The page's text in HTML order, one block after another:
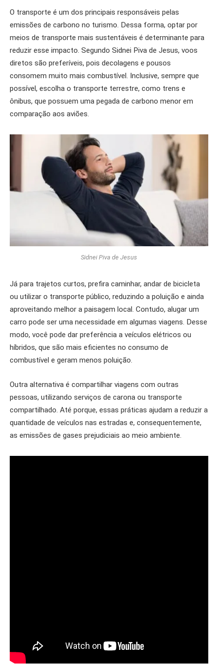
O transporte é um dos principais responsáveis pelas
emissões de carbono no turismo. Dessa forma, optar por
meios de transporte mais sustentáveis é determinante para
reduzir esse impacto. Segundo Sidnei Piva de Jesus, voos
diretos são preferíveis, pois decolagens e pousos
consomem muito mais combustível. Inclusive, sempre que
possível, escolha o transporte terrestre, como trens e
ônibus, que possuem uma pegada de carbono menor em
comparação aos aviões.
Sidnei Piva de Jesus
Já para trajetos curtos, prefira caminhar, andar de bicicleta
ou utilizar o transporte público, reduzindo a poluição e ainda
aproveitando melhor a paisagem local. Contudo, alugar um
carro pode ser uma necessidade em algumas viagens. Desse
modo, você pode dar preferência a veículos elétricos ou
híbridos, que são mais eficientes no consumo de
combustível e geram menos poluição.
Outra alternativa é compartilhar viagens com outras
pessoas, utilizando serviços de carona ou transporte
compartilhado. Até porque, essas práticas ajudam a reduzir a
quantidade de veículos nas estradas e, consequentemente,
as emissões de gases prejudiciais ao meio ambiente.